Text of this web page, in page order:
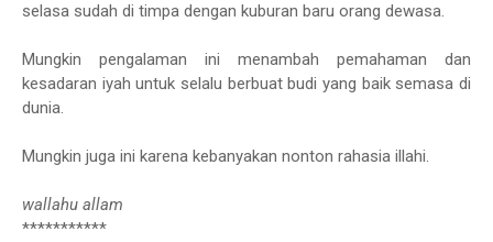
selasa sudah di timpa dengan kuburan baru orang dewasa.
Mungkin pengalaman ini menambah pemahaman dan
kesadaran iyah untuk selalu berbuat budi yang baik semasa di
dunia.
Mungkin juga ini karena kebanyakan nonton rahasia illahi.
wallahu allam
***********